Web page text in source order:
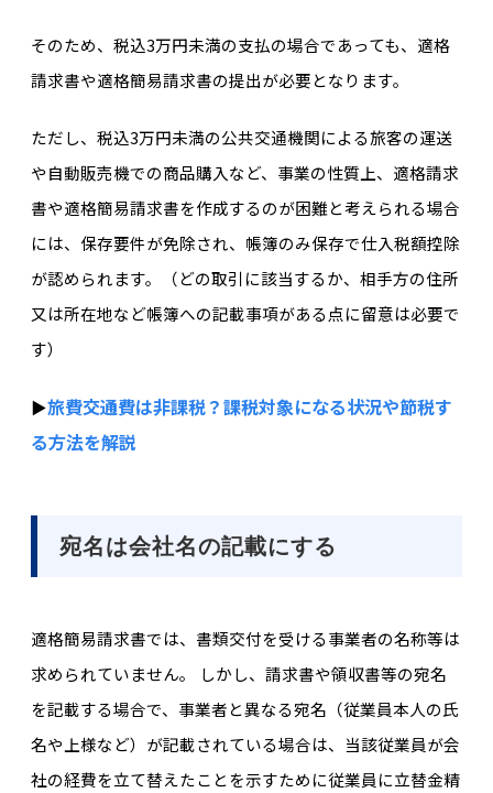
そのため、税込3万円未満の支払の場合であっても、適格
請求書や適格簡易請求書の提出が必要となります。
ただし、税込3万円未満の公共交通機関による旅客の運送
や自動販売機での商品購入など、事業の性質上、適格請求
書や適格簡易請求書を作成するのが困難と考えられる場合
には、保存要件が免除され、帳簿のみ保存で仕入税額控除
が認められます。（どの取引に該当するか、相手方の住所
又は所在地など帳簿への記載事項がある点に留意は必要で
す）
▶︎旅費交通費は非課税？課税対象になる状況や節税す
る方法を解説
宛名は会社名の記載にする
適格簡易請求書では、書類交付を受ける事業者の名称等は
求められていません。 しかし、請求書や領収書等の宛名
を記載する場合で、事業者と異なる宛名（従業員本人の氏
名や上様など）が記載されている場合は、当該従業員が会
社の経費を立て替えたことを示すために従業員に立替金精